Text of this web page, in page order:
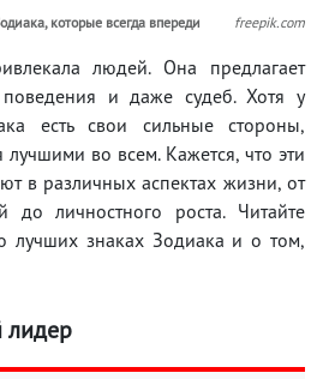
которые всегда впереди freepik.com
людей. Она предлагает
и даже судеб. Хотя у
есть свои сильные стороны,
во всем. Кажется, что эти
в различных аспектах жизни, от
личностного роста. Читайте
лучших знаках Зодиака и о том,
лидер